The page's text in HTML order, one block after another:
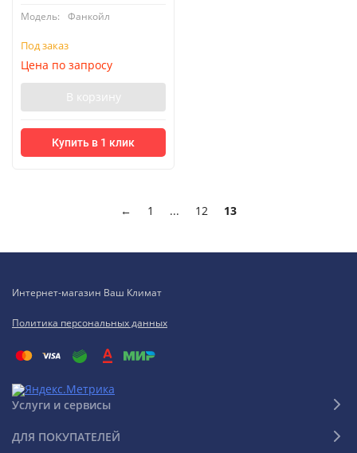
Модель:
Фанкойл
Под заказ
Цена по запросу
В корзину
Купить в 1 клик
← 1 ... 12 13
Интернет-магазин Ваш Климат
Политика персональных данных
Услуги и сервисы
ДЛЯ ПОКУПАТЕЛЕЙ